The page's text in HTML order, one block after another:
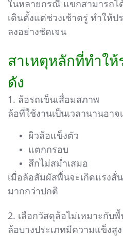
ในหลายกรณี แขกสามารถไ
เดินตั้งแต่ช่วงเช้าตรู่ ทำให้
ลงอย่างชัดเจน
สาเหตุหลักที่ทำให้
ดัง
1. ล้อรถเข็นเสื่อมสภาพ
ล้อที่ใช้งานเป็นเวลานานอาจ
ผิวล้อแข็งตัว
แตกกรอบ
สึกไม่สม่ำเสมอ
เมื่อล้อสัมผัสพื้นจะเกิดแรงสั่
มากกว่าปกติ
2. เลือกวัสดุล้อไม่เหมาะกับ
ล้อบางประเภทมีความแข็งสู